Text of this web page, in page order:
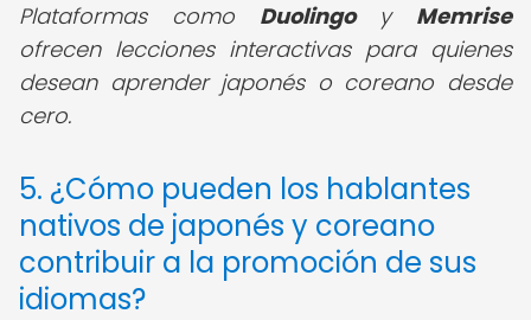
Plataformas como Duolingoy Memrise
ofrecen lecciones interactivas para quienes
desean aprender japonés o coreano desde
cero.
5. ¿Cómo pueden los hablantes
nativos de japonés y coreano
contribuir a la promoción de sus
idiomas?